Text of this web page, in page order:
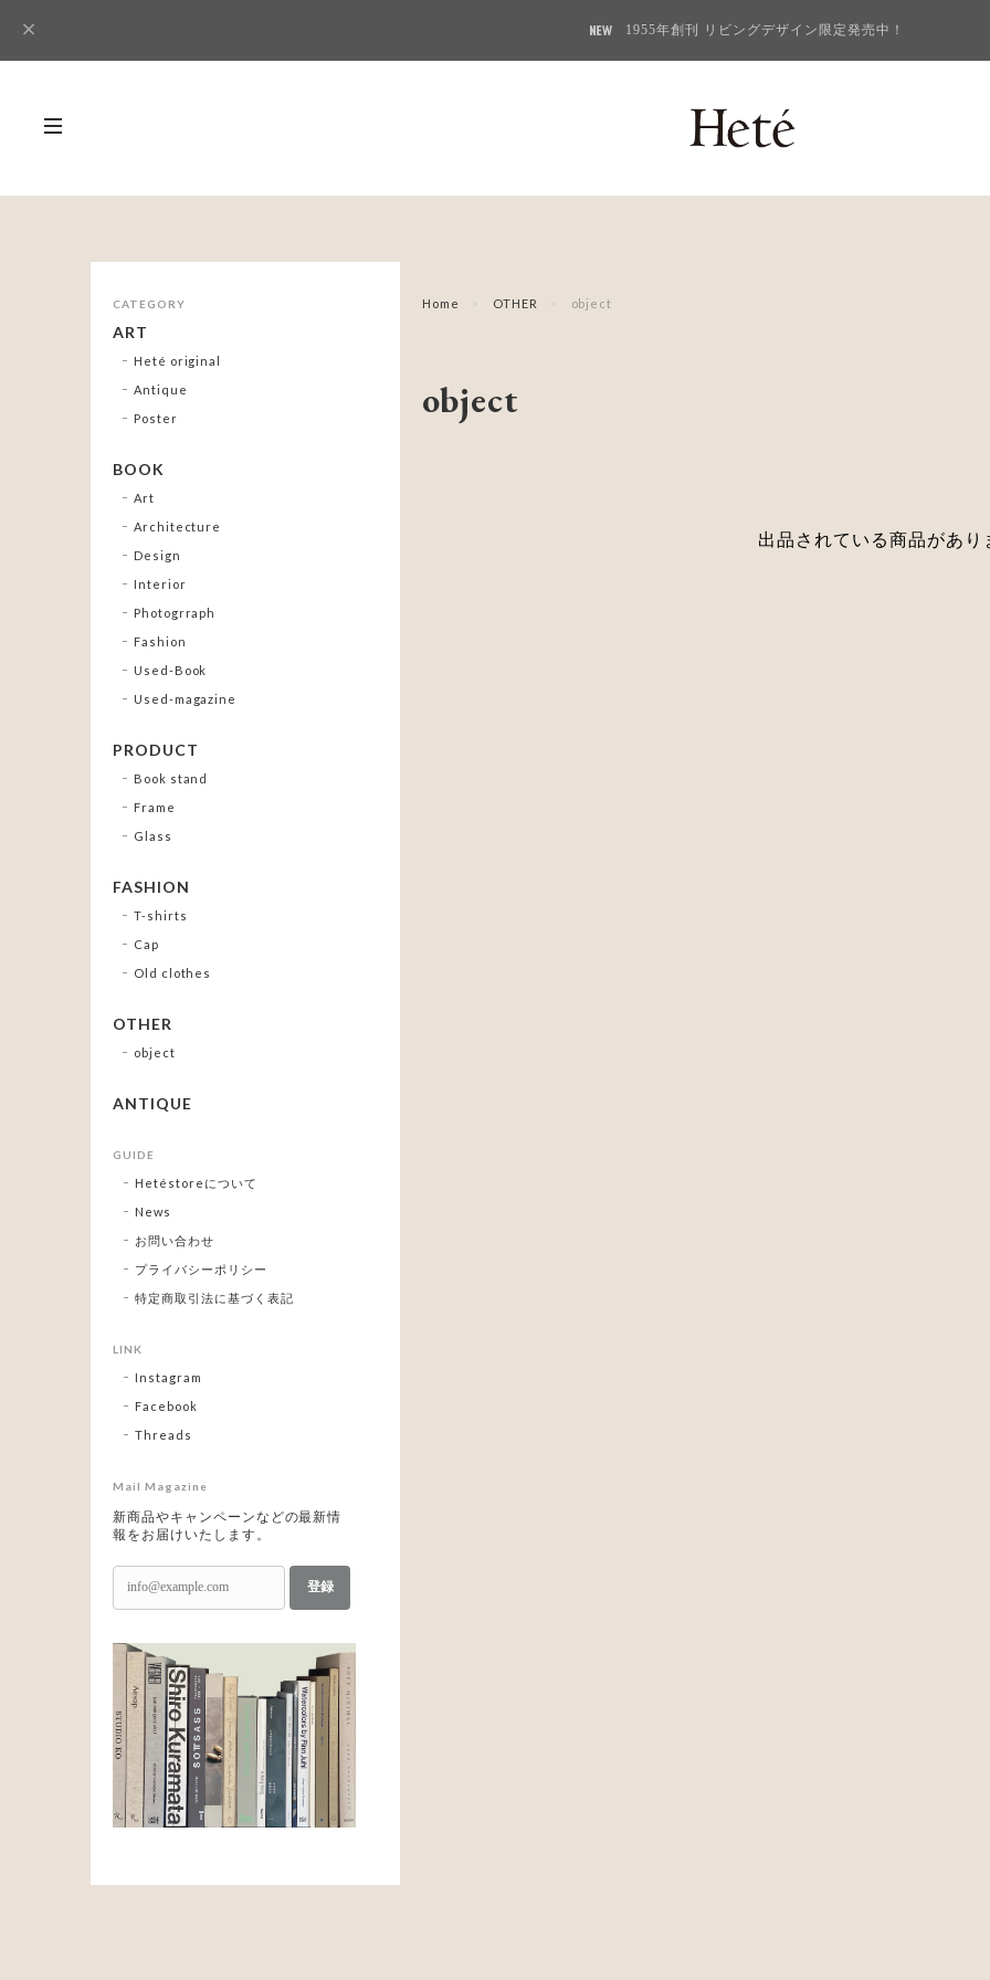
1955年創刊 リビングデザイン限定発売中！
Home OTHER object
object
出品されている商品があり
CATEGORY
ART
Heté original
Antique
Poster
BOOK
Art
Architecture
Design
Interior
Photogrraph
Fashion
Used-Book
Used-magazine
PRODUCT
Book stand
Frame
Glass
FASHION
T-shirts
Cap
Old clothes
OTHER
object
ANTIQUE
GUIDE
Hetéstoreについて
News
お問い合わせ
プライバシーポリシー
特定商取引法に基づく表記
LINK
Instagram
Facebook
Threads
Mail Magazine
新商品やキャンペーンなどの最新情
報をお届けいたします。
登録